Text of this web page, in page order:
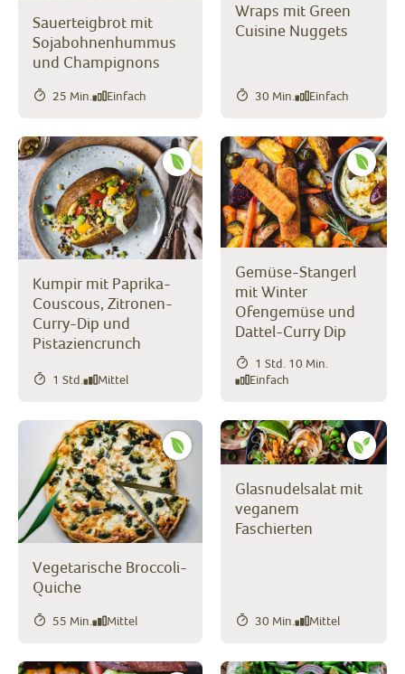
Sauerteigbrot mit
Sojabohnenhummus
und Champignons
25 Min. Einfach
Wraps mit Green
Cuisine Nuggets
30 Min. Einfach
Kumpir mit Paprika-
Couscous, Zitronen-
Curry-Dip und
Pistaziencrunch
1 Std. Mittel
Gemüse-Stangerl
mit Winter
Ofengemüse und
Dattel-Curry Dip
1 Std. 10 Min.
Einfach
Vegetarische Broccoli-
Quiche
55 Min. Mittel
Glasnudelsalat mit
veganem
Faschierten
30 Min. Mittel